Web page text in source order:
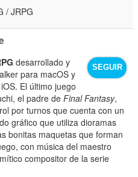
/ JRPG
SEGUIR
desarrollado y
para macOS y
El último juego
el padre deFinal Fantasy,
por turnos que cuenta con un
gráfico que utiliza dioramas
bonitas maquetas que forman
con música del maestro
compositor de la serie